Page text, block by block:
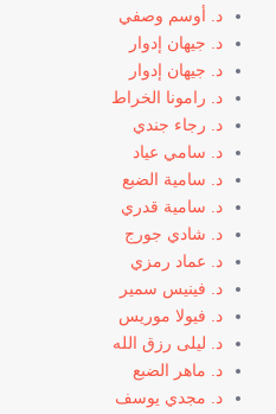
د. أوسم وصفي
د. جيهان إدوار
د. جيهان إدوار
د. رامونا الخراط
د. رجاء جندي
د. سامي عياد
د. سامية الضبع
د. سامية قدري
د. شادي جورج
د. عماد رمزي
د. فينيس سمير
د. فيولا موريس
د. ليلى رزق الله
د. ماهر الضبع
د. مجدي يوسف